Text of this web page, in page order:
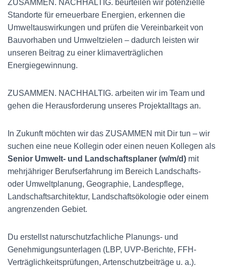
ZUSAMMEN. NACHHALTIG. beurteilen wir potenzielle
Standorte für erneuerbare Energien, erkennen die
Umweltauswirkungen und prüfen die Vereinbarkeit von
Bauvorhaben und Umweltzielen – dadurch leisten wir
unseren Beitrag zu einer klimaverträglichen
Energiegewinnung.
ZUSAMMEN. NACHHALTIG. arbeiten wir im Team und
gehen die Herausforderung unseres Projektalltags an.
In Zukunft möchten wir das ZUSAMMEN mit Dir tun – wir
suchen eine neue Kollegin oder einen neuen Kollegen als
Senior Umwelt- und Landschaftsplaner (w/m/d) mit
mehrjähriger Berufserfahrung im Bereich Landschafts-
oder Umweltplanung, Geographie, Landespflege,
Landschaftsarchitektur, Landschaftsökologie oder einem
angrenzenden Gebiet.
Du erstellst naturschutzfachliche Planungs- und
Genehmigungsunterlagen (LBP, UVP-Berichte, FFH-
Verträglichkeitsprüfungen, Artenschutzbeiträge u. a.).